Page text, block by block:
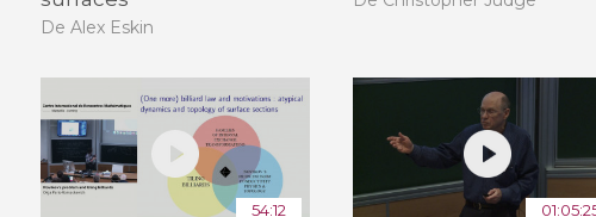
De Alex Eskin
54:12